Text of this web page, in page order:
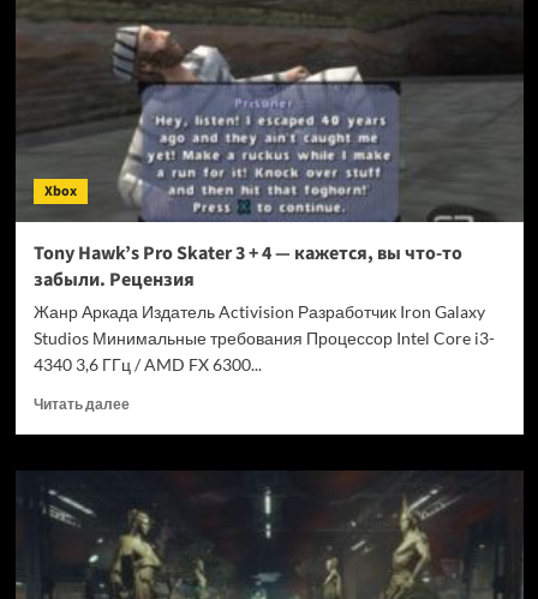
чужом
сознании.
Рецензия
Xbox
Tony Hawk’s Pro Skater 3 + 4 — кажется, вы что-то
забыли. Рецензия
Жанр Аркада Издатель Activision Разработчик Iron Galaxy
Studios Минимальные требования Процессор Intel Core i3-
4340 3,6 ГГц / AMD FX 6300...
Читать далееПрочитать
Tony
Pro
Skater
3
+